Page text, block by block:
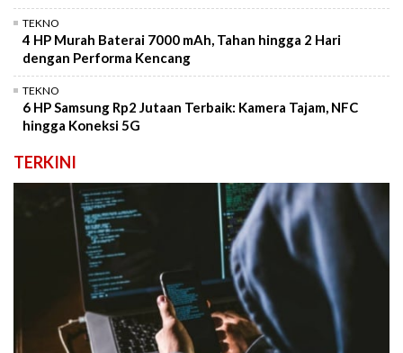
TEKNO
4 HP Murah Baterai 7000 mAh, Tahan hingga 2 Hari
dengan Performa Kencang
TEKNO
6 HP Samsung Rp2 Jutaan Terbaik: Kamera Tajam, NFC
hingga Koneksi 5G
TERKINI